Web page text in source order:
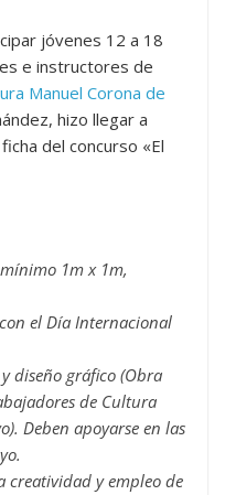
jóvenes 12 a 18
e instructores de
Manuel Corona de
hizo llegar a
del concurso «El
1m x 1m,
el Día Internacional
diseño gráfico (Obra
de Cultura
Deben apoyarse en las
creatividad y empleo de